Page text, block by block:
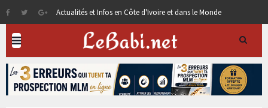
Actualités et Infos en Côte d'Ivoire et dans le Monde